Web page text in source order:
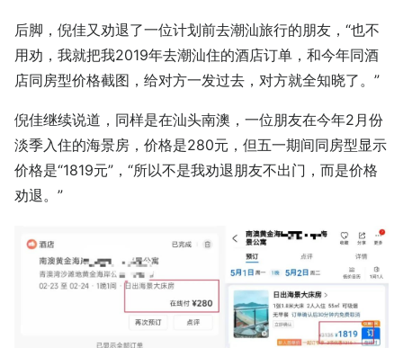
后脚，倪佳又劝退了一位计划前去潮汕旅行的朋友，“也不
用劝，我就把我2019年去潮汕住的酒店订单，和今年同酒
店同房型价格截图，给对方一发过去，对方就全知晓了。”
倪佳继续说道，同样是在汕头南澳，一位朋友在今年2月份
淡季入住的海景房，价格是280元，但五一期间同房型显示
价格是“1819元”，“所以不是我劝退朋友不出门，而是价格
劝退。”